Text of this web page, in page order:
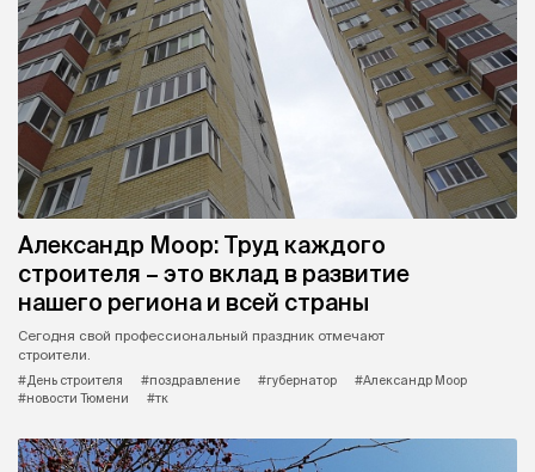
Александр Моор: Труд каждого
строителя – это вклад в развитие
нашего региона и всей страны
Сегодня свой профессиональный праздник отмечают
строители.
#День строителя
#поздравление #губернатор
#Александр Моор
#новости Тюмени
#тк